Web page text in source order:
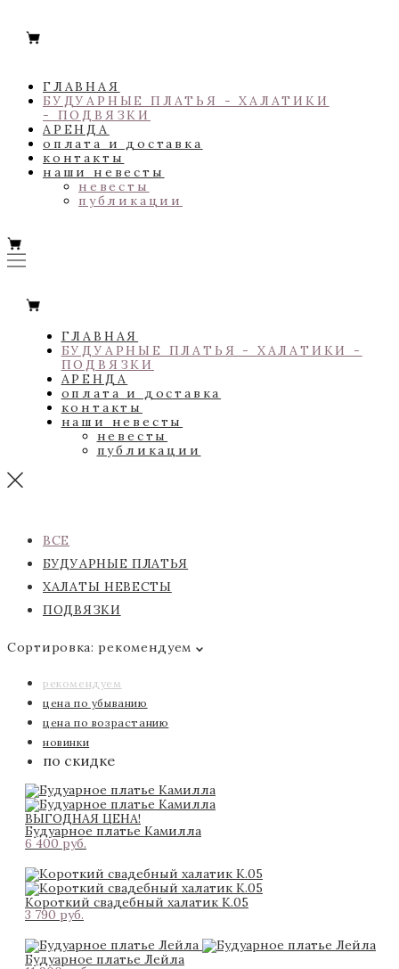
ГЛАВНАЯ
БУДУАРНЫЕ ПЛАТЬЯ - ХАЛАТИКИ
- ПОДВЯЗКИ
АРЕНДА
оплата и доставка
контакты
наши невесты
невесты
публикации
ГЛАВНАЯ
БУДУАРНЫЕ ПЛАТЬЯ - ХАЛАТИКИ -
ПОДВЯЗКИ
АРЕНДА
оплата и доставка
контакты
наши невесты
невесты
публикации
ВСЕ
БУДУАРНЫЕ ПЛАТЬЯ
ХАЛАТЫ НЕВЕСТЫ
ПОДВЯЗКИ
Сортировка: рекомендуем
рекомендуем
цена по убыванию
цена по возрастанию
новинки
по скидке
ВЫГОДНАЯ ЦЕНА!
Будуарное платье Камилла
6 400 pуб.
Короткий свадебный халатик К.05
3 790 pуб.
Будуарное платье Лейла